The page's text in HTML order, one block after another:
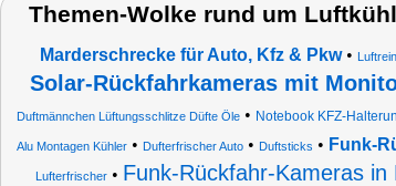
Themen-Wolke rund um
Marderschrecke für Auto, Kfz & Pkw•
Solar-Rückfahrkameras mit
Duftmännchen Lüftungsschlitze Düfte Öle • Notebook KFZ-
Alu Montagen Kühler• Dufterfrischer Auto• Duftsticks • Funk-
Lufterfrischer• Funk-Rückfahr-Kameras